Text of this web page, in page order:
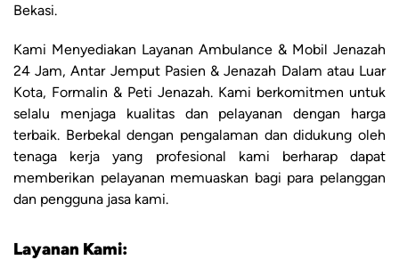
Bekasi.
Kami Menyediakan Layanan Ambulance & Mobil Jenazah
24 Jam, Antar Jemput Pasien & Jenazah Dalam atau Luar
Kota, Formalin & Peti Jenazah. Kami berkomitmen untuk
selalu menjaga kualitas dan pelayanan dengan harga
terbaik. Berbekal dengan pengalaman dan didukung oleh
tenaga kerja yang profesional kami berharap dapat
memberikan pelayanan memuaskan bagi para pelanggan
dan pengguna jasa kami.
Layanan Kami: